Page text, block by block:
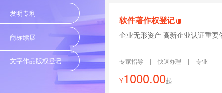
发明专利
商标续展
文字作品版权登记
软件著作权登记
企业无形资产 高新企业认证重要
专家指导 | 快速办理 | 专业
¥1000.00起